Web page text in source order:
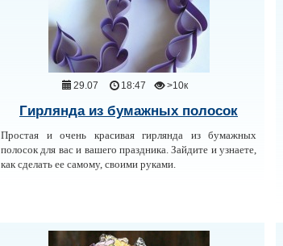
29.07 18:47 >10к
Гирлянда из бумажных полосок
Простая и очень красивая гирлянда из бумажных
полосок для вас и вашего праздника. Зайдите и узнаете,
как сделать ее самому, своими руками.